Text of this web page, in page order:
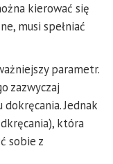
kierować się
musi spełniać
parametr.
zazwyczaj
Jednak
która
sobie z